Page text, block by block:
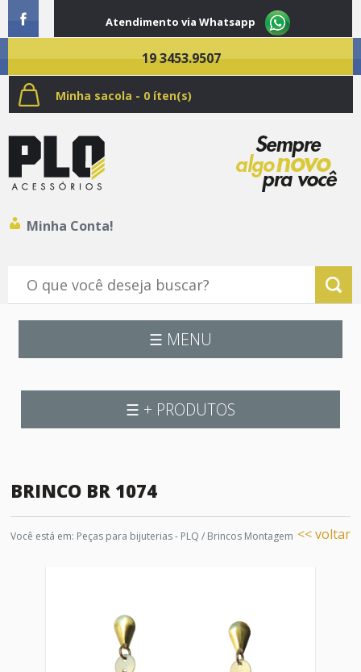
Atendimento via Whatsapp
19 3453.9507
Minha sacola - 0 íten(s)
Minha Conta!
☰ MENU
☰ + PRODUTOS
BRINCO BR 1074
Você está em: Peças para bijuterias - PLQ / Brincos Montagem << voltar